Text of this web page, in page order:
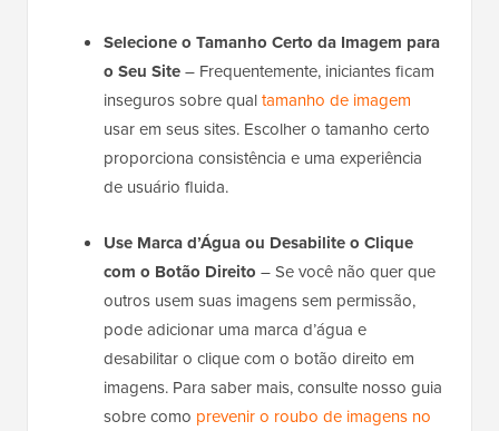
Selecione o Tamanho Certo da Imagem para
o Seu Site– Frequentemente, iniciantes ficam
inseguros sobre qualtamanho de imagem
usar em seus sites. Escolher o tamanho certo
proporciona consistência e uma experiência
de usuário fluida.
Use Marca d’Água ou Desabilite o Clique
com o Botão Direito – Se você não quer que
outros usem suas imagens sem permissão,
pode adicionar uma marca d’água e
desabilitar o clique com o botão direito em
imagens. Para saber mais, consulte nosso guia
sobre como prevenir o roubo de imagens no